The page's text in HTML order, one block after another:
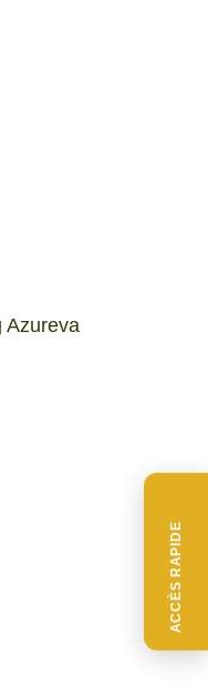
ACCÈS RAPIDE
Azureva